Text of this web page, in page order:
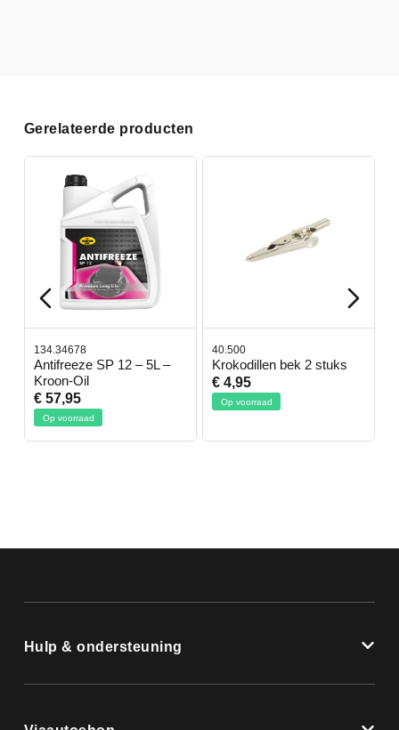
Gerelateerde producten
134.34678
Antifreeze SP 12 – 5L –
Kroon-Oil
€ 57,95
Op voorraad
40.500
Krokodillen bek 2 stuks
€ 4,95
Op voorraad
Hulp & ondersteuning